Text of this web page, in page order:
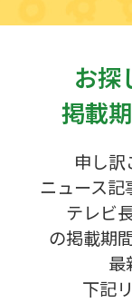
お探
掲載
申し
ニュース記
テレビ
の掲載期
最
下記